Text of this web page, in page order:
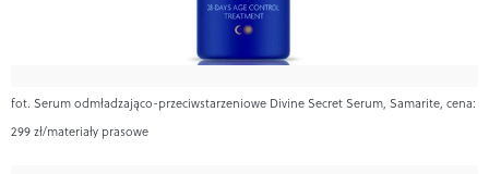
fot. Serum odmładzająco-przeciwstarzeniowe Divine Secret Serum, Samarite, cena:
299 zł/materiały prasowe